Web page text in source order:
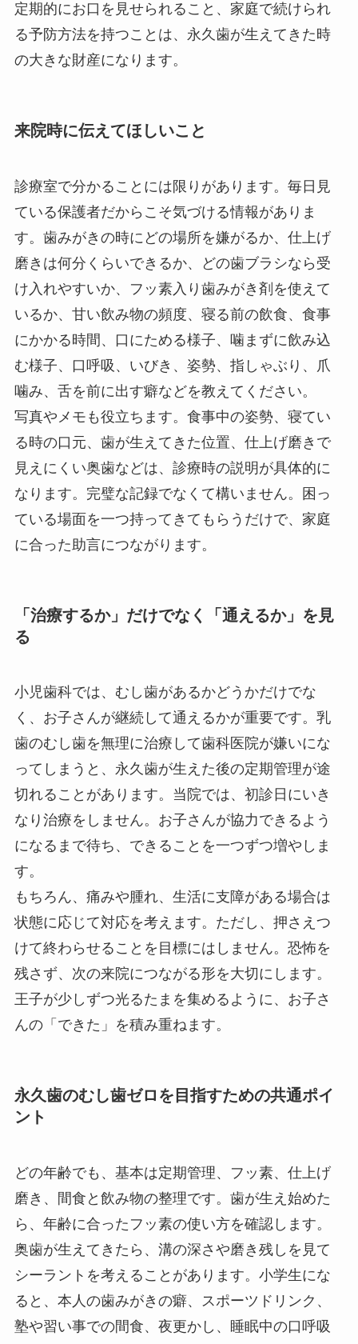
定期的にお口を見せられること、家庭で続けられ
る予防方法を持つことは、永久歯が生えてきた時
の大きな財産になります。
来院時に伝えてほしいこと
診療室で分かることには限りがあります。毎日見
ている保護者だからこそ気づける情報がありま
す。歯みがきの時にどの場所を嫌がるか、仕上げ
磨きは何分くらいできるか、どの歯ブラシなら受
け入れやすいか、フッ素入り歯みがき剤を使えて
いるか、甘い飲み物の頻度、寝る前の飲食、食事
にかかる時間、口にためる様子、噛まずに飲み込
む様子、口呼吸、いびき、姿勢、指しゃぶり、爪
噛み、舌を前に出す癖などを教えてください。
写真やメモも役立ちます。食事中の姿勢、寝てい
る時の口元、歯が生えてきた位置、仕上げ磨きで
見えにくい奥歯などは、診療時の説明が具体的に
なります。完璧な記録でなくて構いません。困っ
ている場面を一つ持ってきてもらうだけで、家庭
に合った助言につながります。
「治療するか」だけでなく「通えるか」を見
る
小児歯科では、むし歯があるかどうかだけでな
く、お子さんが継続して通えるかが重要です。乳
歯のむし歯を無理に治療して歯科医院が嫌いにな
ってしまうと、永久歯が生えた後の定期管理が途
切れることがあります。当院では、初診日にいき
なり治療をしません。お子さんが協力できるよう
になるまで待ち、できることを一つずつ増やしま
す。
もちろん、痛みや腫れ、生活に支障がある場合は
状態に応じて対応を考えます。ただし、押さえつ
けて終わらせることを目標にはしません。恐怖を
残さず、次の来院につながる形を大切にします。
王子が少しずつ光るたまを集めるように、お子さ
んの「できた」を積み重ねます。
永久歯のむし歯ゼロを目指すための共通ポイ
ント
どの年齢でも、基本は定期管理、フッ素、仕上げ
磨き、間食と飲み物の整理です。歯が生え始めた
ら、年齢に合ったフッ素の使い方を確認します。
奥歯が生えてきたら、溝の深さや磨き残しを見て
シーラントを考えることがあります。小学生にな
ると、本人の歯みがきの癖、スポーツドリンク、
塾や習い事での間食、夜更かし、睡眠中の口呼吸